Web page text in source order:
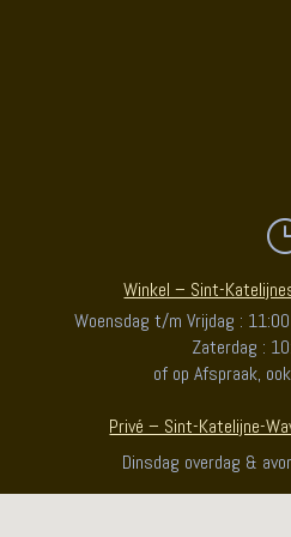
-
Winkel – Sint-
Woensdag t/m Vrijdag :
Zaterdag :
of op Afspraak,
Privé – Sint-Katelijne-
Dinsdag overdag &